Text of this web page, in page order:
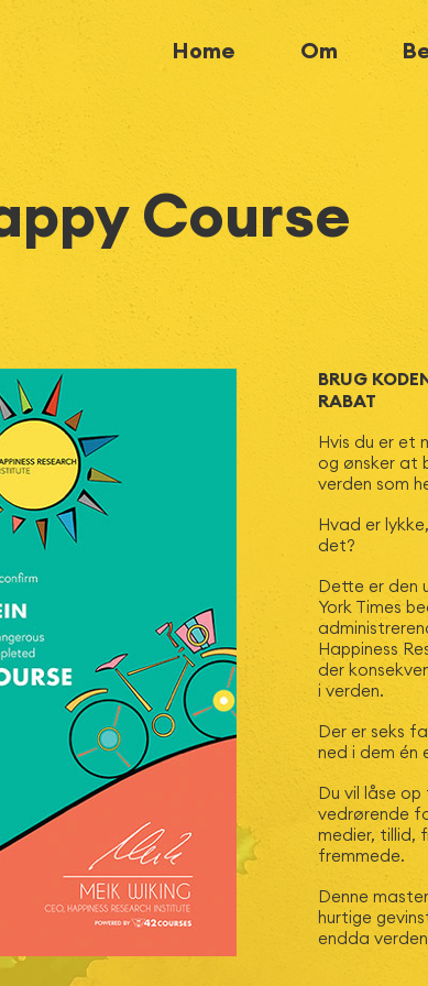
Home Om
Course
BRUG KODEN
RABAT
Hvis du er et
og ønsker at
verden som
Hvad er
det?
Dette er den
York Times
Happiness
der
i verden.
Der er seks
ned i dem én
Du vil låse
vedrørende
medier, tillid,
fremmede.
Denne
hurtige
endda